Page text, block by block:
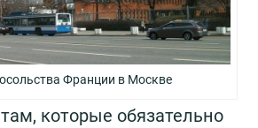
Франции в Москве
которые обязательно